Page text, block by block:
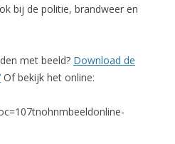
bij de politie, brandweer en
met beeld? Download de
Of bekijk het online: